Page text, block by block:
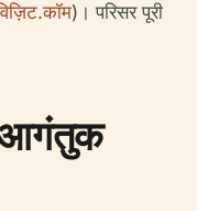
)। परिसर पूरी
आगंतुक